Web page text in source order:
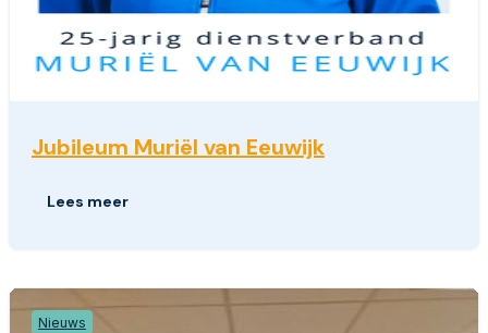
Jubileum Muriël van Eeuwijk
Lees meer
Nieuws